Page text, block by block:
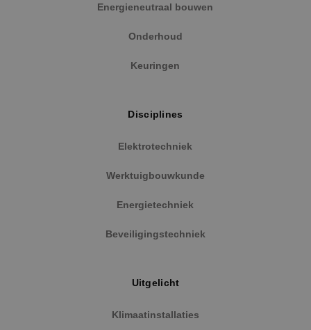
Energieneutraal bouwen
Onderhoud
Keuringen
Disciplines
Elektrotechniek
Werktuigbouwkunde
Energietechniek
Beveiligingstechniek
Uitgelicht
Klimaatinstallaties
Functioneel
Niet-geclassificeerd
Strikt noodzakelijke cookies maken de
website kan niet goed worden gebruikt zonder de